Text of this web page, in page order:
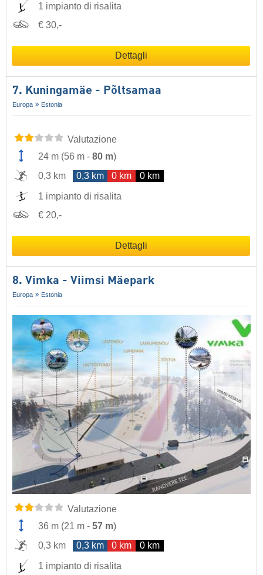
1 impianto di risalita
€ 30,-
Dettagli
7. Kuningamäe - Põltsamaa
Europa Estonia
Valutazione
24 m (56 m - 80 m)
0,3 km
0,3 km 0 km 0 km
1 impianto di risalita
€ 20,-
Dettagli
8. Vimka - Viimsi Mäepark
Europa Estonia
Valutazione
36 m (21 m - 57 m)
0,3 km
0,3 km 0 km 0 km
1 impianto di risalita